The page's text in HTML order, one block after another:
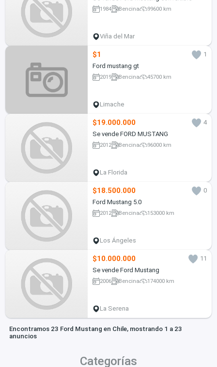
1984 Bencina 99600 km
Viña del Mar
$1
1
Ford mustang gt
2019 Bencina 45700 km
Limache
$19.000.000
4
Se vende FORD MUSTANG
2012 Bencina 96000 km
La Florida
$18.500.000
0
Ford Mustang 5.0
2012 Bencina 153000 km
Los Ángeles
$10.000.000
11
Se vende Ford Mustang
2006 Bencina 174000 km
La Serena
Encontramos 23 Ford Mustang en Chile, mostrando 1 a 23
anuncios
Categorías